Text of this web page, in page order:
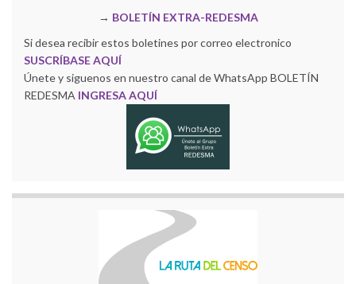
→ BOLETÍN EXTRA-REDESMA
Si desea recibir estos boletines por correo electronico
SUSCRÍBASE AQUÍ
Únete y siguenos en nuestro canal de WhatsApp BOLETÍN
REDESMA INGRESA AQUÍ